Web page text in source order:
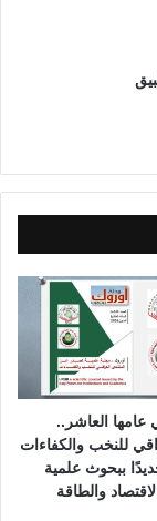
العاشر..
للنخب والكفاءات
ببحوث علمية
والطاقة